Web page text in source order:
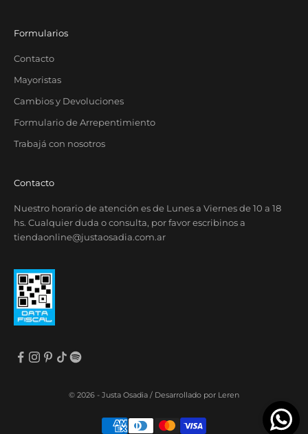
Formularios
Contacto
Mayoristas
Cambios y Devoluciones
Formulario de Arrepentimiento
Trabajá con nosotros
Contacto
Nuestro horario de atención es de Lunes a Viernes de 10 a 18
hs. Cualquier duda o consulta, por favor escribinos a
tiendaonline@justaosadia.com.ar
© 2026 - Justa Osadia / Desarrollado por Leren